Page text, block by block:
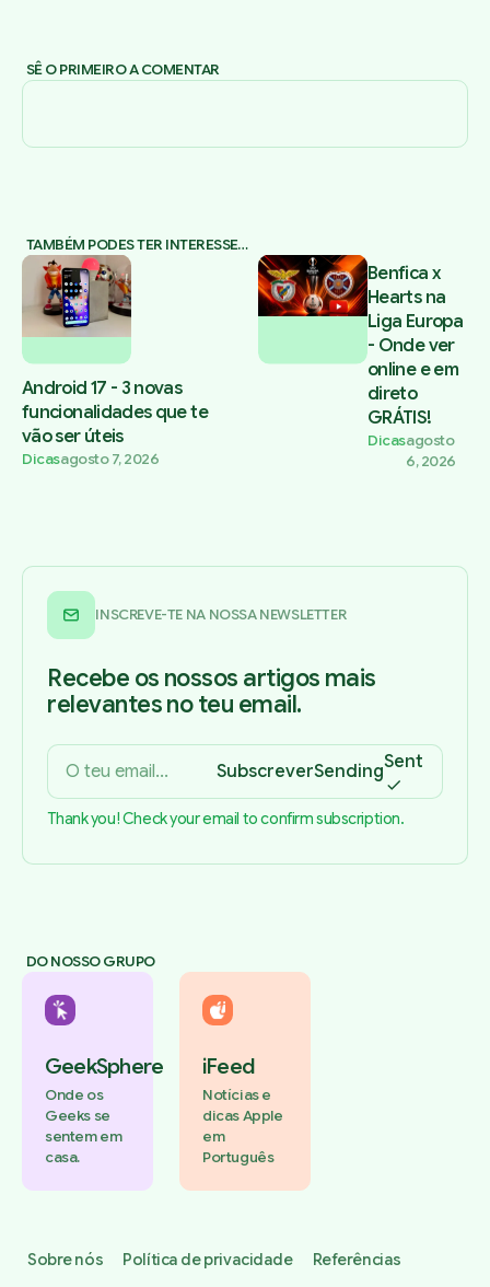
SÊ O PRIMEIRO A COMENTAR
TAMBÉM PODES TER INTERESSE…
Android 17 - 3 novas
funcionalidades que te
vão ser úteis
Dicasagosto 7, 2026
Benfica x
Hearts na
Liga Europa
- Onde ver
online e em
direto
GRÁTIS!
Dicasagosto
6, 2026
INSCREVE-TE NA NOSSA NEWSLETTER
Recebe os nossos artigos mais
relevantes no teu email.
SubscreverSendingSent
Thank you! Check your email to confirm subscription.
DO NOSSO GRUPO
GeekSphere
Onde os
Geeks se
sentem em
casa.
iFeed
Notícias e
dicas Apple
em
Português
Sobre nós Política de privacidade
Referências